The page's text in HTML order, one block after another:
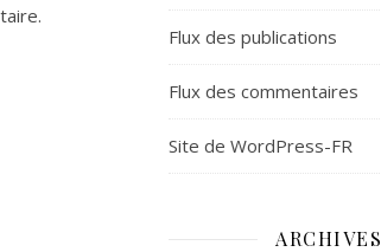
Flux des publications
Flux des commentaires
Site de WordPress-FR
ARCHIVES